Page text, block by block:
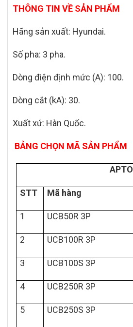
THÔNG TIN VỀ SẢN PHẨM
Hãng sản xuất: Hyundai.
Số pha: 3 pha.
Dòng điện định mức (A): 100.
Dòng cắt (kA): 30.
Xuất xứ: Hàn Quốc.
BẢNG CHỌN MÃ SẢN PHẨM
STT Mã hàng
1 UCB50R 3P
2 UCB100R 3P
3 UCB100S 3P
4 UCB250R 3P
5 UCB250S 3P